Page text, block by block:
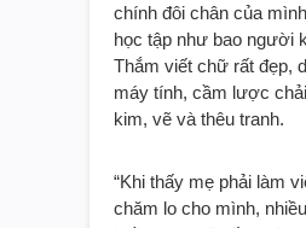
chính đôi chân của
học tập như bao người
Thắm viết chữ rất đẹp,
máy tính, cầm lược
kim, vẽ và thêu tranh.
“Khi thấy mẹ phải làm
chăm lo cho mình,